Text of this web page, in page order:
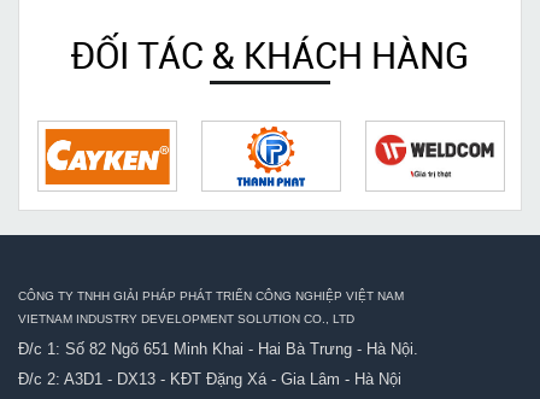
ĐỐI TÁC & KHÁCH HÀNG
CÔNG TY TNHH GIẢI PHÁP PHÁT TRIỂN CÔNG NGHIỆP VIỆT NAM
VIETNAM INDUSTRY DEVELOPMENT SOLUTION CO., LTD
Đ/c 1: Số 82 Ngõ 651 Minh Khai - Hai Bà Trưng - Hà Nội.
Đ/c 2: A3D1 - DX13 - KĐT Đặng Xá - Gia Lâm - Hà Nội